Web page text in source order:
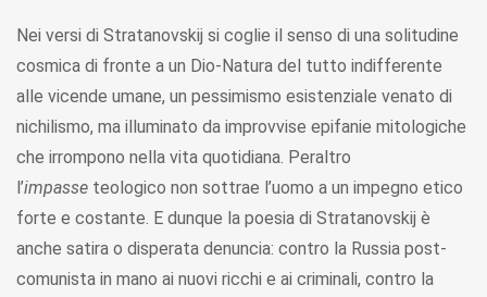
Nei versi di Stratanovskij si coglie il senso di una solitudine
cosmica di fronte a un Dio-Natura del tutto indifferente
alle vicende umane, un pessimismo esistenziale venato di
nichilismo, ma illuminato da improvvise epifanie mitologiche
che irrompono nella vita quotidiana. Peraltro
l’impasse teologico non sottrae l’uomo a un impegno etico
forte e costante. E dunque la poesia di Stratanovskij è
anche satira o disperata denuncia: contro la Russia post-
comunista in mano ai nuovi ricchi e ai criminali, contro la